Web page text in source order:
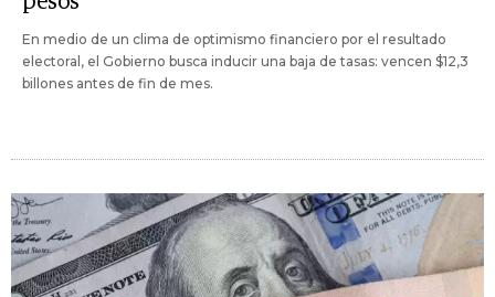
En medio de un clima de optimismo financiero por el resultado
electoral, el Gobierno busca inducir una baja de tasas: vencen $12,3
billones antes de fin de mes.